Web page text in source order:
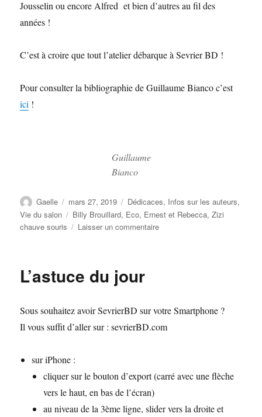
Jousselin ou encore Alfred et bien d’autres au fil des
années !
C’est à croire que tout l’atelier débarque à Sevrier BD !
Pour consulter la bibliographie de Guillaume Bianco c’est
ici !
Guillaume
Bianco
Gaelle mars 27, 2019 Dédicaces, Infos sur les auteurs,
Vie du salon
Billy Brouillard, Eco, Ernest et Rebecca,Zizi
chauve souris
Laisser un commentaire
L’astuce du jour
Sous souhaitez avoir SevrierBD sur votre Smartphone ?
Il vous suffit d’aller sur : sevrierBD.com
sur iPhone :
cliquer sur le bouton d’export (carré avec une flèche
vers le haut, en bas de l’écran)
au niveau de la 3ème ligne, slider vers la droite et